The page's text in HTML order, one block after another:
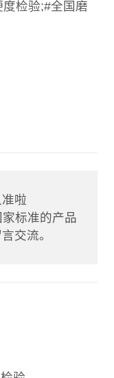
检验;#全国磨
准啦
标准的产品
交流。